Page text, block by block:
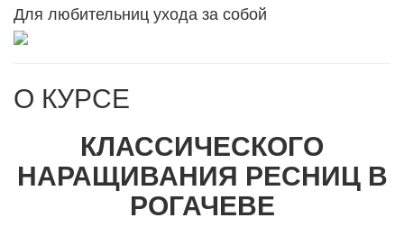
Для любительниц ухода за собой
О КУРСЕ
КЛАССИЧЕСКОГО
НАРАЩИВАНИЯ РЕСНИЦ В
РОГАЧЕВЕ